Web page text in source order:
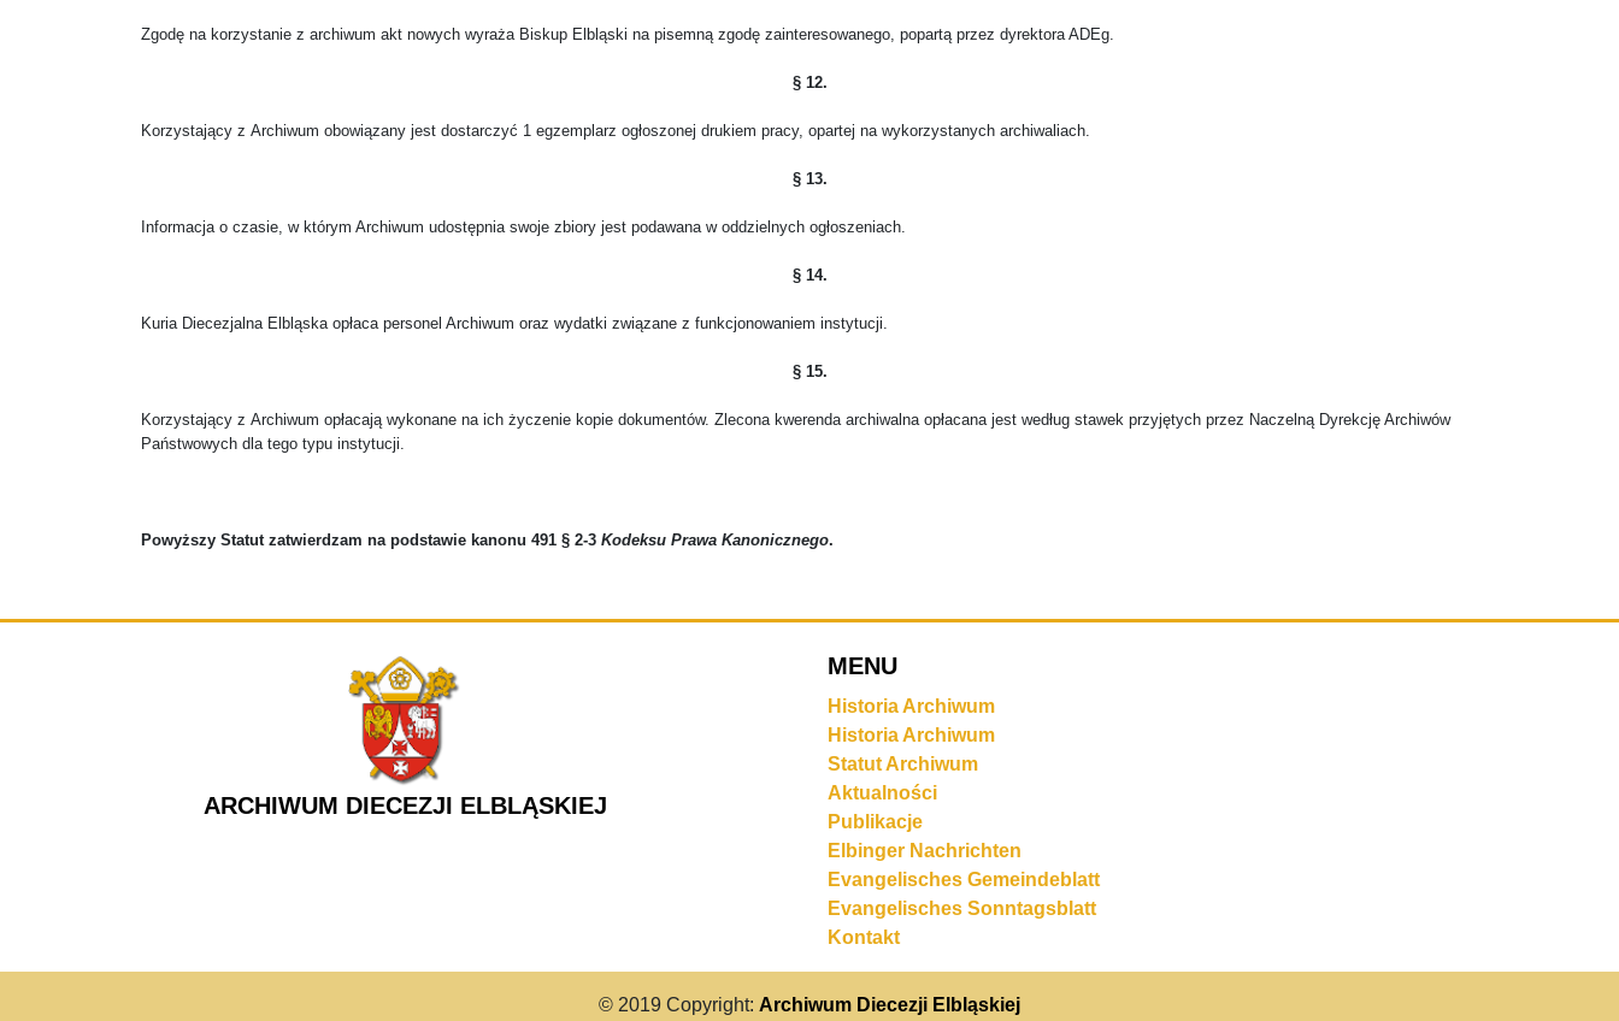
Zgodę na korzystanie z archiwum akt nowych wyraża Biskup Elbląski na pisemną zgodę zainteresowanego, popartą przez dyrektora ADEg.
§ 12.
Korzystający z Archiwum obowiązany jest dostarczyć 1 egzemplarz ogłoszonej drukiem pracy, opartej na wykorzystanych archiwaliach.
§ 13.
Informacja o czasie, w którym Archiwum udostępnia swoje zbiory jest podawana w oddzielnych ogłoszeniach.
§ 14.
Kuria Diecezjalna Elbląska opłaca personel Archiwum oraz wydatki związane z funkcjonowaniem instytucji.
§ 15.
Korzystający z Archiwum opłacają wykonane na ich życzenie kopie dokumentów. Zlecona kwerenda archiwalna opłacana jest według stawek przyjętych przez Naczelną Dyrekcję Archiwów
Państwowych dla tego typu instytucji.
Powyższy Statut zatwierdzam na podstawie kanonu 491 § 2-3 Kodeksu Prawa Kanonicznego.
ARCHIWUM DIECEZJI ELBLĄSKIEJ
MENU
Historia Archiwum
Historia Archiwum
Statut Archiwum
Aktualności
Publikacje
Elbinger Nachrichten
Evangelisches Gemeindeblatt
Evangelisches Sonntagsblatt
Kontakt
© 2019 Copyright: Archiwum Diecezji Elbląskiej